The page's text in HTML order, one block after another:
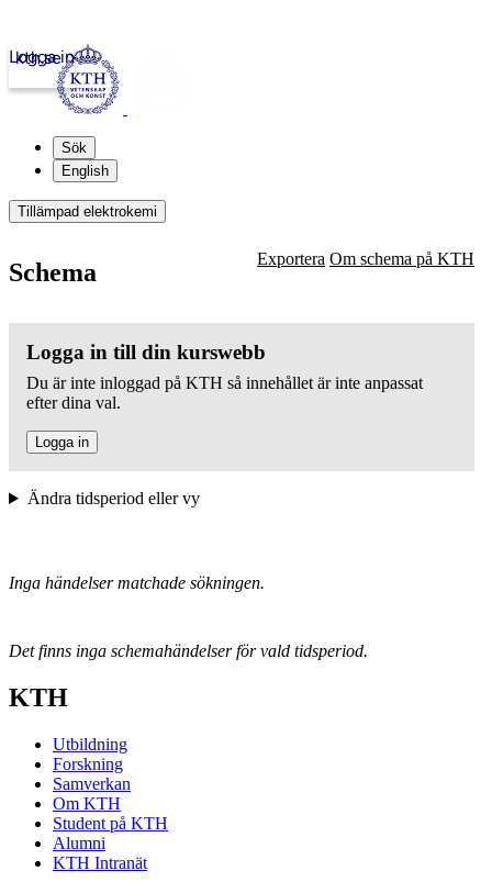
kth.se
Logga in
Sök
English
Tillämpad elektrokemi
Schema Exportera Om schema på KTH
Logga in till din kurswebb
Du är inte inloggad på KTH så innehållet är inte anpassat
efter dina val.
Logga in
Ändra tidsperiod eller vy
Inga händelser matchade sökningen.
Det finns inga schemahändelser för vald tidsperiod.
KTH
Utbildning
Forskning
Samverkan
Om KTH
Student på KTH
Alumni
KTH Intranät